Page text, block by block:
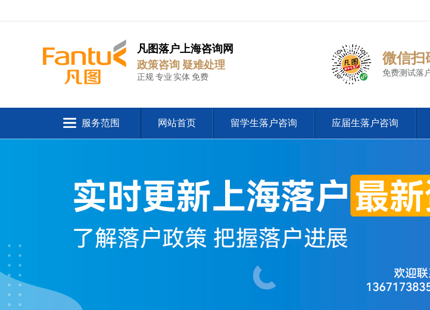
凡图落户上海咨询网
政策咨询 疑难处理
正规 专业 实体 免费
微信扫
免费测试落
服务范围 网站首页 留学生落户咨询 应届生落户咨询